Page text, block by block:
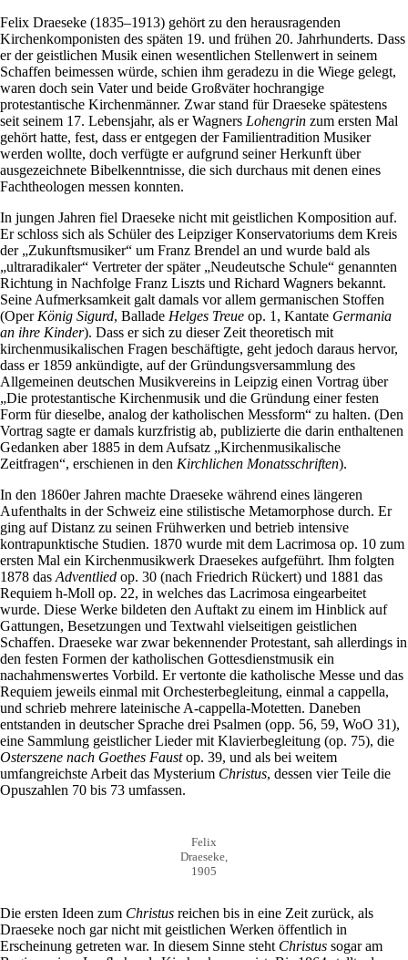
Felix Draeseke (1835–1913) gehört zu den herausragenden
Kirchenkomponisten des späten 19. und frühen 20. Jahrhunderts. Dass
er der geistlichen Musik einen wesentlichen Stellenwert in seinem
Schaffen beimessen würde, schien ihm geradezu in die Wiege gelegt,
waren doch sein Vater und beide Großväter hochrangige
protestantische Kirchenmänner. Zwar stand für Draeseke spätestens
seit seinem 17. Lebensjahr, als er Wagners Lohengrin zum ersten Mal
gehört hatte, fest, dass er entgegen der Familientradition Musiker
werden wollte, doch verfügte er aufgrund seiner Herkunft über
ausgezeichnete Bibelkenntnisse, die sich durchaus mit denen eines
Fachtheologen messen konnten.
In jungen Jahren fiel Draeseke nicht mit geistlichen Komposition auf.
Er schloss sich als Schüler des Leipziger Konservatoriums dem Kreis
der „Zukunftsmusiker“ um Franz Brendel an und wurde bald als
„ultraradikaler“ Vertreter der später „Neudeutsche Schule“ genannten
Richtung in Nachfolge Franz Liszts und Richard Wagners bekannt.
Seine Aufmerksamkeit galt damals vor allem germanischen Stoffen
(Oper König Sigurd, Ballade Helges Treue op. 1, Kantate Germania
an ihre Kinder). Dass er sich zu dieser Zeit theoretisch mit
kirchenmusikalischen Fragen beschäftigte, geht jedoch daraus hervor,
dass er 1859 ankündigte, auf der Gründungsversammlung des
Allgemeinen deutschen Musikvereins in Leipzig einen Vortrag über
„Die protestantische Kirchenmusik und die Gründung einer festen
Form für dieselbe, analog der katholischen Messform“ zu halten. (Den
Vortrag sagte er damals kurzfristig ab, publizierte die darin enthaltenen
Gedanken aber 1885 in dem Aufsatz „Kirchenmusikalische
Zeitfragen“, erschienen in den Kirchlichen Monatsschriften).
In den 1860er Jahren machte Draeseke während eines längeren
Aufenthalts in der Schweiz eine stilistische Metamorphose durch. Er
ging auf Distanz zu seinen Frühwerken und betrieb intensive
kontrapunktische Studien. 1870 wurde mit dem Lacrimosa op. 10 zum
ersten Mal ein Kirchenmusikwerk Draesekes aufgeführt. Ihm folgten
1878 das Adventlied op. 30 (nach Friedrich Rückert) und 1881 das
Requiem h-Moll op. 22, in welches das Lacrimosa eingearbeitet
wurde. Diese Werke bildeten den Auftakt zu einem im Hinblick auf
Gattungen, Besetzungen und Textwahl vielseitigen geistlichen
Schaffen. Draeseke war zwar bekennender Protestant, sah allerdings in
den festen Formen der katholischen Gottesdienstmusik ein
nachahmenswertes Vorbild. Er vertonte die katholische Messe und das
Requiem jeweils einmal mit Orchesterbegleitung, einmal a cappella,
und schrieb mehrere lateinische A-cappella-Motetten. Daneben
entstanden in deutscher Sprache drei Psalmen (opp. 56, 59, WoO 31),
eine Sammlung geistlicher Lieder mit Klavierbegleitung (op. 75), die
Osterszene nach Goethes Faustop. 39, und als bei weitem
umfangreichste Arbeit das Mysterium Christus, dessen vier Teile die
Opuszahlen 70 bis 73 umfassen.
Felix
Draeseke,
1905
Die ersten Ideen zum Christus reichen bis in eine Zeit zurück, als
Draeseke noch gar nicht mit geistlichen Werken öffentlich in
Erscheinung getreten war. In diesem Sinne steht Christus sogar am